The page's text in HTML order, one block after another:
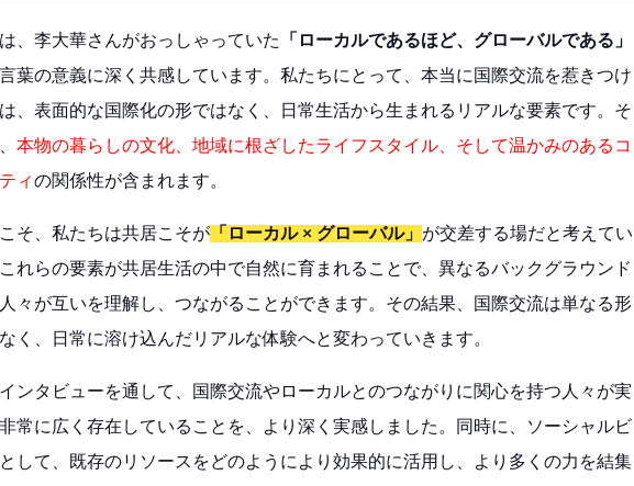
、李大華さんがおっしゃっていた 「ローカルであるほど、グローバルである」
葉の意義に深く共感しています。私たちにとって、本当に国際交流を惹きつけ
、表面的な国際化の形ではなく、日常生活から生まれるリアルな要素です。そ
本物の暮らしの文化、地域に根ざしたライフスタイル、そして温かみのあるコ
ィの関係性が含まれます。
そ、私たちは共居こそが「ローカル × グローバル」 が交差する場だと考えてい
れらの要素が共居生活の中で自然に育まれることで、異なるバックグラウンド
々が互いを理解し、つながることができます。その結果、国際交流は単なる形
く、日常に溶け込んだリアルな体験へと変わっていきます。
ンタビューを通して、国際交流やローカルとのつながりに関心を持つ人々が実
常に広く存在していることを、より深く実感しました。同時に、ソーシャルビ
して、既存のリソースをどのようにより効果的に活用し、より多くの力を結集